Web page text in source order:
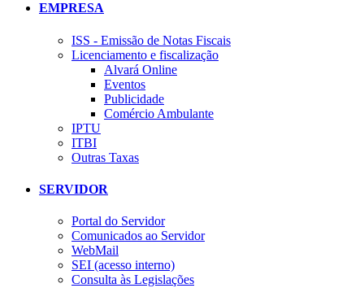
EMPRESA
ISS - Emissão de Notas Fiscais
Licenciamento e fiscalização
Alvará Online
Eventos
Publicidade
Comércio Ambulante
IPTU
ITBI
Outras Taxas
SERVIDOR
Portal do Servidor
Comunicados ao Servidor
WebMail
SEI (acesso interno)
Consulta às Legislações